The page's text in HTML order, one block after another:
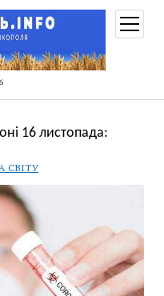
меню
16 листопада:
СВІТУ